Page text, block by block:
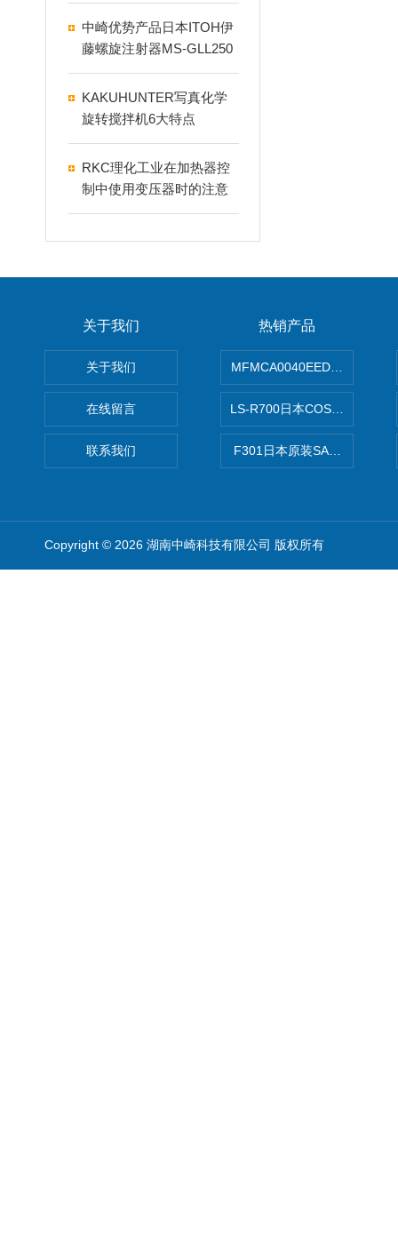
中崎优势产品日本ITOH伊
藤螺旋注射器MS-GLL250
KAKUHUNTER写真化学
旋转搅拌机6大特点
RKC理化工业在加热器控
制中使用变压器时的注意
事项
关于我们
关于我们
在线留言
联系我们
热销产品
MFMCA0040EED-H日本
LS-R700日本COSMO科斯莫
F301日本原装SANAI三爱旋
Copyright © 2026 湖南中崎科技有限公司 版权所有